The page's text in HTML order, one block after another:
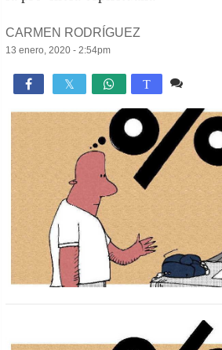
CARMEN RODRÍGUEZ
13 enero, 2020 - 2:54pm
 T